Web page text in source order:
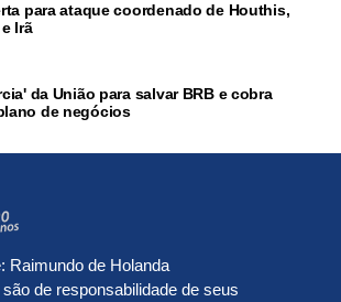
para ataque coordenado de Houthis,
Irã
da União para salvar BRB e cobra
de negócios
Raimundo de Holanda
de responsabilidade de seus